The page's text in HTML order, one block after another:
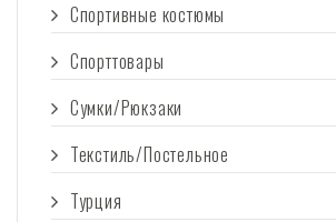
Спортивные костюмы
Спорттовары
Сумки/Рюкзаки
Текстиль/Постельное
Турция